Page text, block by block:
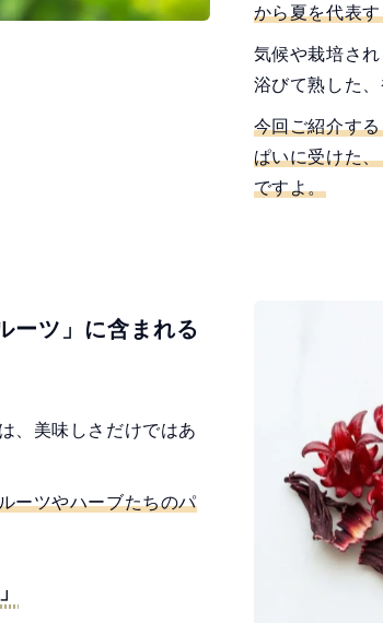
から夏を代表
気候や栽培さ
浴びて熟した
今回ご紹介す
ぱいに受けた
ですよ。
ーツ」に含まれる
、美味しさだけではあ
ーツやハーブたちのパ